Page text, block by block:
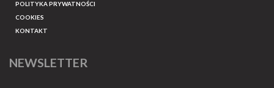
POLITYKA PRYWATNOŚCI
COOKIES
KONTAKT
NEWSLETTER